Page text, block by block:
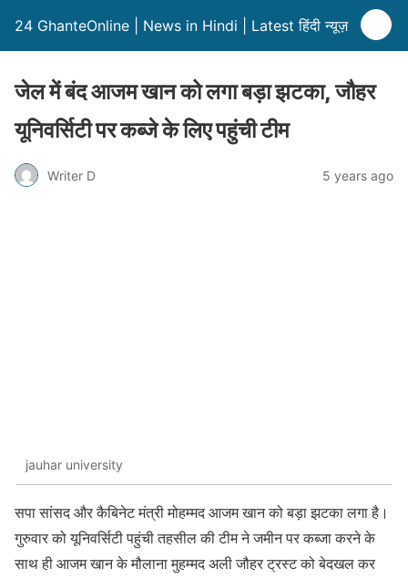
24 GhanteOnline | News in Hindi | Latest हिंदी न्यूज़
जेल में बंद आजम खान को लगा बड़ा झटका, जौहर
यूनिवर्सिटी पर कब्जे के लिए पहुंची टीम
Writer D 5 years ago
jauhar university
सपा सांसद और कैबिनेट मंत्री मोहम्मद आजम खान को बड़ा झटका लगा है।
गुरुवार को यूनिवर्सिटी पहुंची तहसील की टीम ने जमीन पर कब्जा करने के
साथ ही आजम खान के मौलाना मुहम्मद अली जौहर ट्रस्ट को बेदखल कर